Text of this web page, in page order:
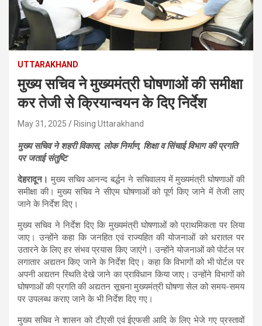
UTTARAKHAND
मुख्य सचिव ने मुख्यमंत्री घोषणाओं की समीक्षा
कर तेजी से क्रियान्वयन के दिए निर्देश
May 31, 2025 Rising Uttarakhand
मुख्य सचिव ने शहरी विकास, लोक निर्माण, शिक्षा व सिंचाई विभाग की प्रगति
पर जताई संतुष्टि
देहरादून।मुख्य सचिव आनन्द बर्द्धन ने सचिवालय में मुख्यमंत्री घोषणाओं की
समीक्षा की। मुख्य सचिव ने सीएम घोषणाओं को पूर्ण किए जाने में तेजी लाए
जाने के निर्देश दिए।
मुख्य सचिव ने निर्देश दिए कि मुख्यमंत्री घोषणाओं को प्राथमिकता पर लिया
जाए। उन्होंने कहा कि जनहित एवं राज्यहित की योजनाओं को धरातल पर
उतारने के लिए हर संभव प्रयास किए जाएंगे। उन्होंने योजनाओं को पोर्टल पर
लगातार अद्यतन किए जाने के निर्देश दिए। कहा कि विभागों को भी पोर्टल पर
अपनी अद्यतन स्थिति देखे जाने का प्राविधान किया जाए। उन्होंने विभागों को
घोषणाओं की प्रगति की अद्यतन सूचना मुख्यमंत्री घोषणा सेल को समय-समय
पर उपलब्ध कराए जाने के भी निर्देश दिए गए।
मुख्य सचिव ने शासन को टीएसी एवं ईएफसी आदि के लिए भेजे गए प्रस्तावों